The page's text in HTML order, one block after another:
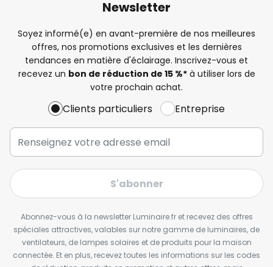
Newsletter
Soyez informé(e) en avant-première de nos meilleures
offres, nos promotions exclusives et les dernières
tendances en matière d'éclairage. Inscrivez-vous et
recevez un bon de réduction de 15 %*à utiliser lors de
votre prochain achat.
Clients particuliers Entreprise
S'abonner
Abonnez-vous à la newsletter Luminaire.fr et recevez des offres
spéciales attractives, valables sur notre gamme de luminaires, de
ventilateurs, de lampes solaires et de produits pour la maison
connectée. Et en plus, recevez toutes les informations sur les codes